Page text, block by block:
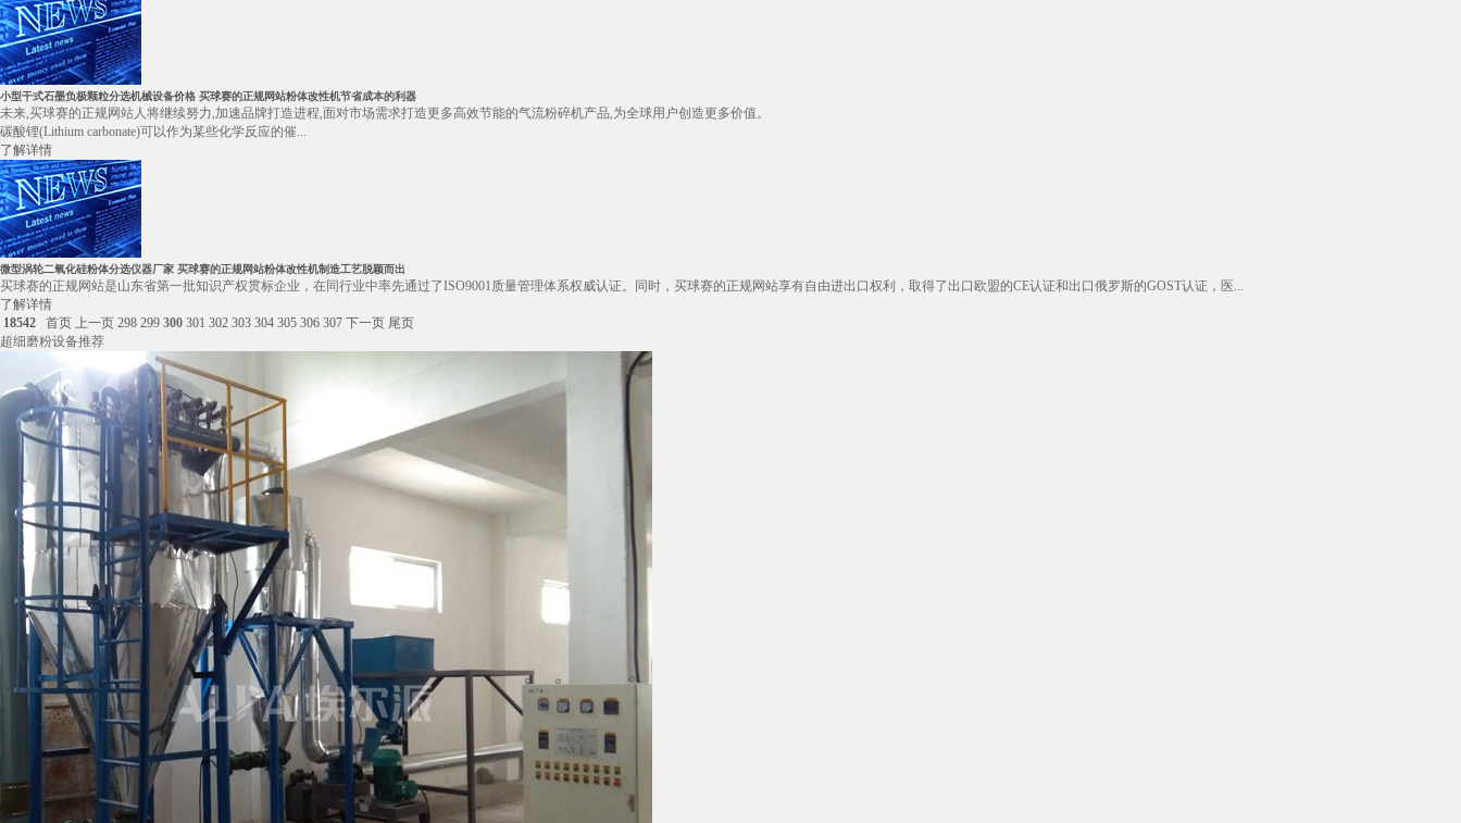
小型干式石墨负极颗粒分选机械设备价格 买球赛的正规网站粉体改性机节省成本的利器
未来,买球赛的正规网站人将继续努力,加速品牌打造进程,面对市场需求打造更多高效节能的气流粉碎机产品,为全球用户创造更多价值。
碳酸锂(Lithium carbonate)可以作为某些化学反应的催...
了解详情
微型涡轮二氧化硅粉体分选仪器厂家 买球赛的正规网站粉体改性机制造工艺脱颖而出
买球赛的正规网站是山东省第一批知识产权贯标企业，在同行业中率先通过了ISO9001质量管理体系权威认证。同时，买球赛的正规网站享有自由进出口权利，取得了出口欧盟的CE认证和出口俄罗斯的GOST认证，医...
了解详情
18542
首页 上一页 298 299 300 301 302 303 304 305 306 307 下一页 尾页
超细磨粉设备推荐